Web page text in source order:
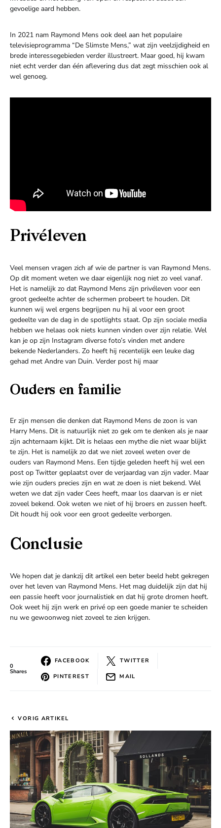
gevoelige aard hebben.
In 2021 nam Raymond Mens ook deel aan het populaire
televisieprogramma “De Slimste Mens,” wat zijn veelzijdigheid en
brede interessegebieden verder illustreert. Maar goed, hij kwam
niet echt verder dan één aflevering dus dat zegt misschien ook al
wel genoeg.
Privéleven
Veel mensen vragen zich af wie de partner is van Raymond Mens.
Op dit moment weten we daar eigenlijk nog niet zo veel vanaf.
Het is namelijk zo dat Raymond Mens zijn privéleven voor een
groot gedeelte achter de schermen probeert te houden. Dit
kunnen wij wel ergens begrijpen nu hij al voor een groot
gedeelte van de dag in de spotlights staat. Op zijn sociale media
hebben we helaas ook niets kunnen vinden over zijn relatie. Wel
kan je op zijn Instagram diverse foto’s vinden met andere
bekende Nederlanders. Zo heeft hij recentelijk een leuke dag
gehad met Andre van Duin. Verder post hij maar
Ouders en familie
Er zijn mensen die denken dat Raymond Mens de zoon is van
Harry Mens. Dit is natuurlijk niet zo gek om te denken als je naar
zijn achternaam kijkt. Dit is helaas een mythe die niet waar blijkt
te zijn. Het is namelijk zo dat we niet zoveel weten over de
ouders van Raymond Mens. Een tijdje geleden heeft hij wel een
post op Twitter geplaatst over de verjaardag van zijn vader. Maar
wie zijn ouders precies zijn en wat ze doen is niet bekend. Wel
weten we dat zijn vader Cees heeft, maar los daarvan is er niet
zoveel bekend. Ook weten we niet of hij broers en zussen heeft.
Dit houdt hij ook voor een groot gedeelte verborgen.
Conclusie
We hopen dat je dankzij dit artikel een beter beeld hebt gekregen
over het leven van Raymond Mens. Het mag duidelijk zijn dat hij
een passie heeft voor journalistiek en dat hij grote dromen heeft.
Ook weet hij zijn werk en privé op een goede manier te scheiden
nu we gewoonweg niet zoveel te zien krijgen.
0
Shares
FACEBOOK TWITTER
PINTEREST MAIL
VORIG ARTIKEL